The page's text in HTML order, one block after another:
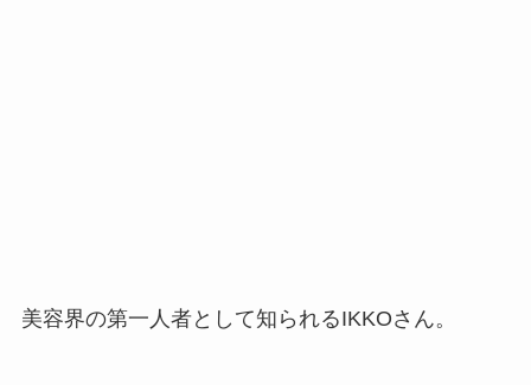
美容界の第一人者として知られるIKKOさん。